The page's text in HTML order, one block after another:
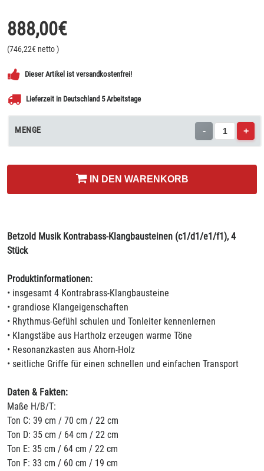
888,00€
(746,22€ netto)
Dieser Artikel ist versandkostenfrei!
Lieferzeit in Deutschland 5 Arbeitstage
MENGE - +
IN DEN WARENKORB
Betzold Musik Kontrabass-Klangbausteinen (c1/d1/e1/f1), 4
Stück
Produktinformationen:
• insgesamt 4 Kontrabrass-Klangbausteine
• grandiose Klangeigenschaften
• Rhythmus-Gefühl schulen und Tonleiter kennenlernen
• Klangstäbe aus Hartholz erzeugen warme Töne
• Resonanzkasten aus Ahorn-Holz
• seitliche Griffe für einen schnellen und einfachen Transport
Daten & Fakten:
Maße H/B/T:
Ton C: 39 cm / 70 cm / 22 cm
Ton D: 35 cm / 64 cm / 22 cm
Ton E: 35 cm / 64 cm / 22 cm
Ton F: 33 cm / 60 cm / 19 cm